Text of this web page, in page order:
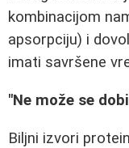
kombinacijom
apsorpciju) i
imati savršene
"Ne može se
Biljni izvori